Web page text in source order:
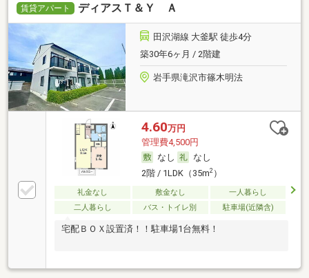
賃貸アパート ディアスＴ＆Ｙ Ａ
田沢湖線 大釜駅 徒歩4分
築30年6ヶ月 / 2階建
岩手県滝沢市篠木明法
4.60万円
管理費4,500円
なし
なし
2階 / 1LDK（35m2）
礼金なし 敷金なし
一人暮らし
二人暮らし
バス・トイレ別 駐車場(近隣含)
宅配ＢＯＸ設置済！！駐車場1台無料！